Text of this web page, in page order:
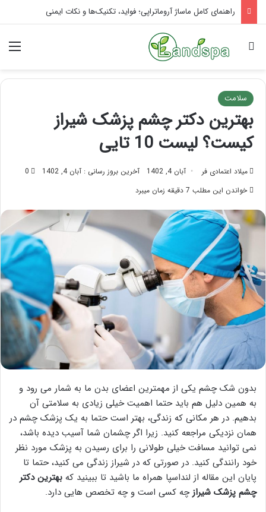
تاثیر ماساژ بر افسردگی؛ با ماساژ درمانی افسردگی را درمان کنید!
جستجو برای
سلامت
بهترین دکتر چشم پزشک شیراز
کیست؟ لیست 10 تایی
میلاد اعتمادی فر آبان 4, 1402 آخرین بروز رسانی : آبان 4, 1402
0
خواندن این مطلب 7 دقیقه زمان میبرد
بدون شک چشم یکی از مهمترین اعضای بدن ما به شمار می رود و
به همین دلیل هم باید حتما اهمیت خیلی زیادی به سلامتی آن
بدهیم. در هر مکانی که زندگی، بهتر است حتما به یک پزشک چشم در
همان نزدیکی مراجعه کنید. زیرا اگر چشمان شما آسیب دیده باشد،
نمی توانید مسافت خیلی طولانی را برای رسیدن به پزشک مورد نظر
خود رانندگی کنید. در صورتی که در شیراز زندگی می کنید، حتما تا
پایان این مقاله از لنداسپا همراه ما باشید تا ببینید که بهترین دکتر
چشم پزشک شیراز چه کسی است و چه تخصص هایی دارد.